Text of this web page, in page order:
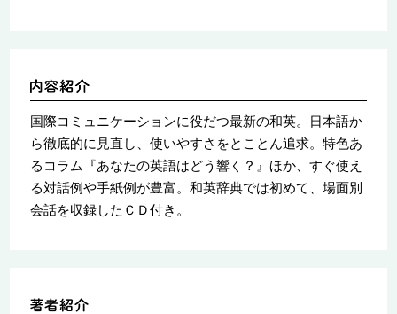
国際コミュニケーションに役だつ最新の和英。日本語か
ら徹底的に見直し、使いやすさをとことん追求。特色あ
るコラム『あなたの英語はどう響く？』ほか、すぐ使え
る対話例や手紙例が豊富。和英辞典では初めて、場面別
会話を収録したＣＤ付き。